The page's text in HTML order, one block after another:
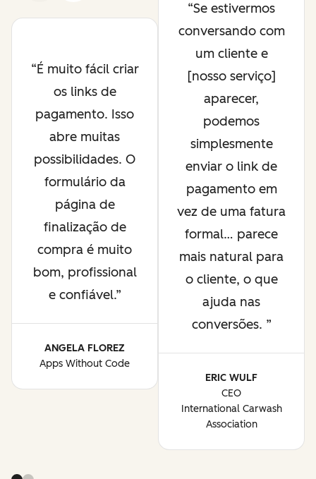
É muito fácil criar
os links de
pagamento. Isso
abre muitas
possibilidades. O
formulário da
página de
finalização de
compra é muito
bom, profissional
e confiável.
ANGELA FLOREZ
Apps Without Code
Se estivermos
conversando com
um cliente e
[nosso serviço]
aparecer,
podemos
simplesmente
enviar o link de
pagamento em
vez de uma fatura
formal… parece
mais natural para
o cliente, o que
ajuda nas
conversões.
ERIC WULF
CEO
International Carwash
Association